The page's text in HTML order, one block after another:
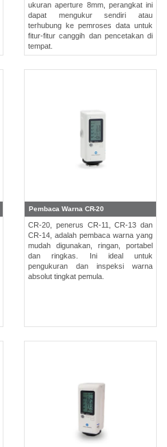
ukuran aperture 8mm, perangkat ini
dapat mengukur sendiri atau
terhubung ke pemroses data untuk
fitur-fitur canggih dan pencetakan di
tempat.
Pembaca Warna CR-20
CR-20, penerus CR-11, CR-13 dan
CR-14, adalah pembaca warna yang
mudah digunakan, ringan, portabel
dan ringkas. Ini ideal untuk
pengukuran dan inspeksi warna
absolut tingkat pemula.